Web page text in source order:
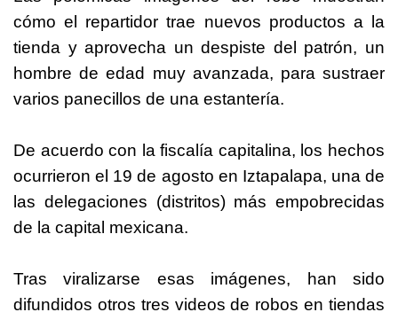
cómo el repartidor trae nuevos productos a la
tienda y aprovecha un despiste del patrón, un
hombre de edad muy avanzada, para sustraer
varios panecillos de una estantería.
De acuerdo con la fiscalía capitalina, los hechos
ocurrieron el 19 de agosto en Iztapalapa, una de
las delegaciones (distritos) más empobrecidas
de la capital mexicana.
Tras viralizarse esas imágenes, han sido
difundidos otros tres videos de robos en tiendas